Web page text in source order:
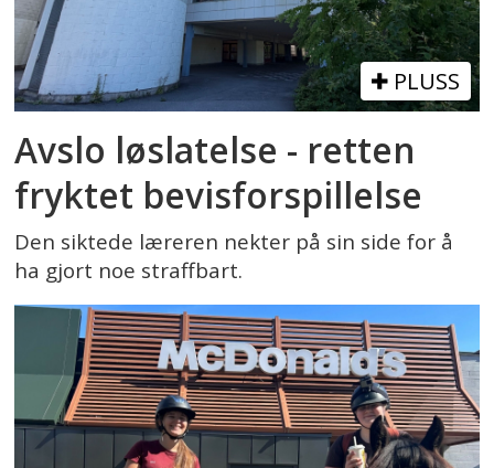
PLUSS
Avslo løslatelse - retten
fryktet bevisforspillelse
Den siktede læreren nekter på sin side for å
ha gjort noe straffbart.